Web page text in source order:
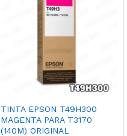
TINTA EPSON T49H300
MAGENTA PARA T3170
(140M) ORIGINAL